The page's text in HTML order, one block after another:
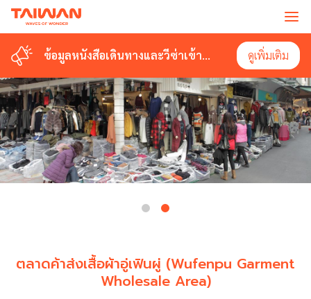
ข้อมูลหนังสือเดินทางและวีซ่าเข้า
ดูเพิ่มเติม
ตลาดค้าส่งเสื้อผ้าอู่เฟินผู่ (Wufenpu Garment
Wholesale Area)